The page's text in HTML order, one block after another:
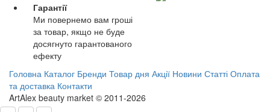
Гарантії
Ми повернемо вам гроші
за товар, якщо не буде
досягнуто гарантованого
ефекту
Головна Каталог Бренди Товар дня Акції Новини Статті Оплата
та доставка Контакти
ArtAlex beauty market © 2011-2026